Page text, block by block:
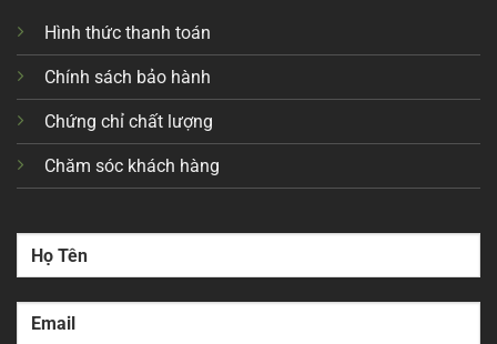
Hình thức thanh toán
Chính sách bảo hành
Chứng chỉ chất lượng
Chăm sóc khách hàng